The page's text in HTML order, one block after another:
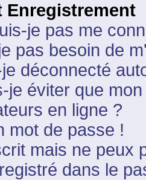
Enregistrement
je pas me
pas besoin de
déconnecté
je éviter que
en ligne ?
mot de passe !
mais ne peux
dans le